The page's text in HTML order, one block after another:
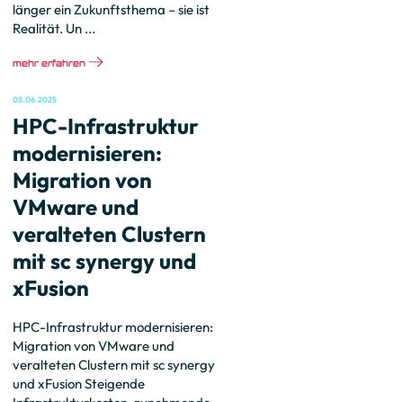
länger ein Zukunftsthema – sie ist
Realität. Un ...
mehr erfahren
HPC-Infrastruktur
modernisieren:
Migration von
VMware und
veralteten Clustern
mit sc synergy und
xFusion
03.06.2025
HPC-Infrastruktur modernisieren:
Migration von VMware und
veralteten Clustern mit sc synergy
und xFusion Steigende